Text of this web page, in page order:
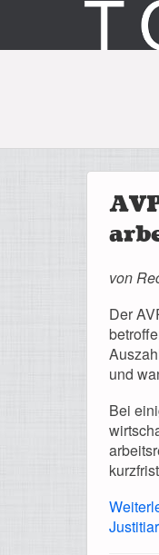
von
Der
und
Bei